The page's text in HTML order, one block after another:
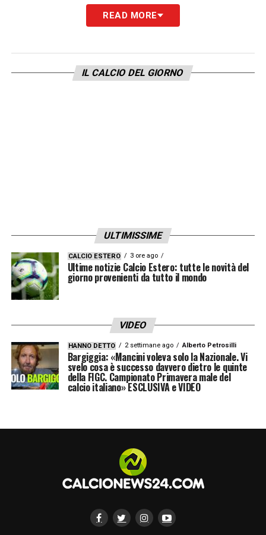
: Krstovic, Piccoli, Almqvist,
Pierotti, Sansone.
LA PLAYLIST DELLE NOSTRE TOP NEWS
READ MORE
IL CALCIO DEL GIORNO
ULTIMISSIME
CALCIO ESTERO 3 ore ago
Ultime notizie Calcio Estero: tutte le novità del
giorno provenienti da tutto il mondo
VIDEO
HANNO DETTO 2 settimane ago Alberto Petrosilli
Bargiggia: «Mancini voleva solo la Nazionale. Vi
svelo cosa è successo davvero dietro le quinte
della FIGC. Campionato Primavera male del
calcio italiano» ESCLUSIVA e VIDEO